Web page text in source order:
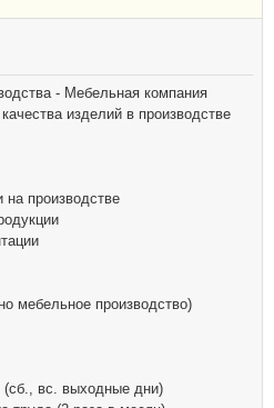
- Мебельная компания
изделий в производстве
на производстве
мебельное производство)
(сб., вс. выходные дни)